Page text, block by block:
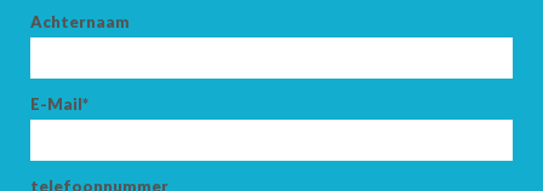
KINDEREN
Achternaam
E-Mail*
telefoonnummer